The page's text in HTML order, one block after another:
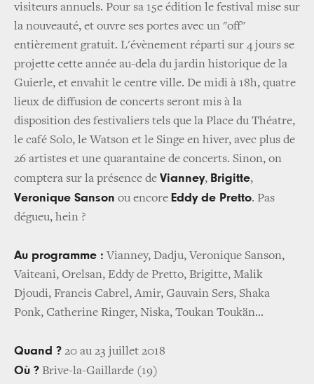
visiteurs annuels. Pour sa 15e édition le festival mise sur
la nouveauté, et ouvre ses portes avec un "off"
entièrement gratuit. L'évènement réparti sur 4 jours se
projette cette année au-dela du jardin historique de la
Guierle, et envahit le centre ville. De midi à 18h, quatre
lieux de diffusion de concerts seront mis à la
disposition des festivaliers tels que la Place du Théatre,
le café Solo, le Watson et le Singe en hiver, avec plus de
26 artistes et une quarantaine de concerts. Sinon, on
comptera sur la présence de Vianney, Brigitte,
Veronique Sanson ou encore Eddy de Pretto. Pas
dégueu, hein ?
Au programme : Vianney, Dadju, Veronique Sanson,
Vaiteani, Orelsan, Eddy de Pretto, Brigitte, Malik
Djoudi, Francis Cabrel, Amir, Gauvain Sers, Shaka
Ponk, Catherine Ringer, Niska, Toukan Toukän...
Quand ? 20 au 23 juillet 2018
Où ? Brive-la-Gaillarde (19)